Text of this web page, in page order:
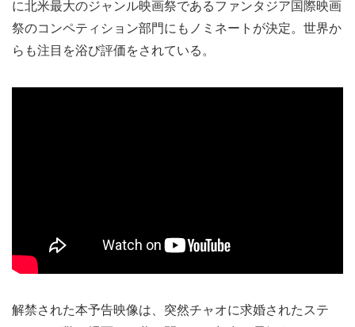
に北米最大のジャンル映画祭であるファンタジア国際映画
祭のコンペティション部門にもノミネートが決定。世界か
らも注目を浴び評価をされている。
解禁された本予告映像は、突然チャオに求婚されたステ